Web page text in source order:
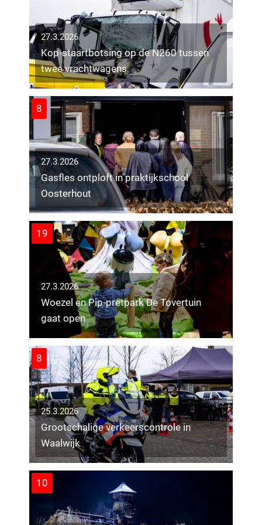
27.3.2026
Kop-staartbotsing op de N260 tussen
twee vrachtwagens
8
27.3.2026
Gasfles ontploft in praktijkschool
Oosterhout
19
27.3.2026
Woezel en Pip-pretpark De Tovertuin
gaat open
8
25.3.2026
Grootschalige verkeerscontrole in
Waalwijk
10